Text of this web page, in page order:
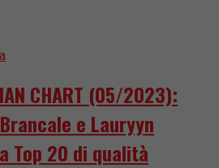
CHART (05/2023):
e Lauryyn
Top 20 di qualità